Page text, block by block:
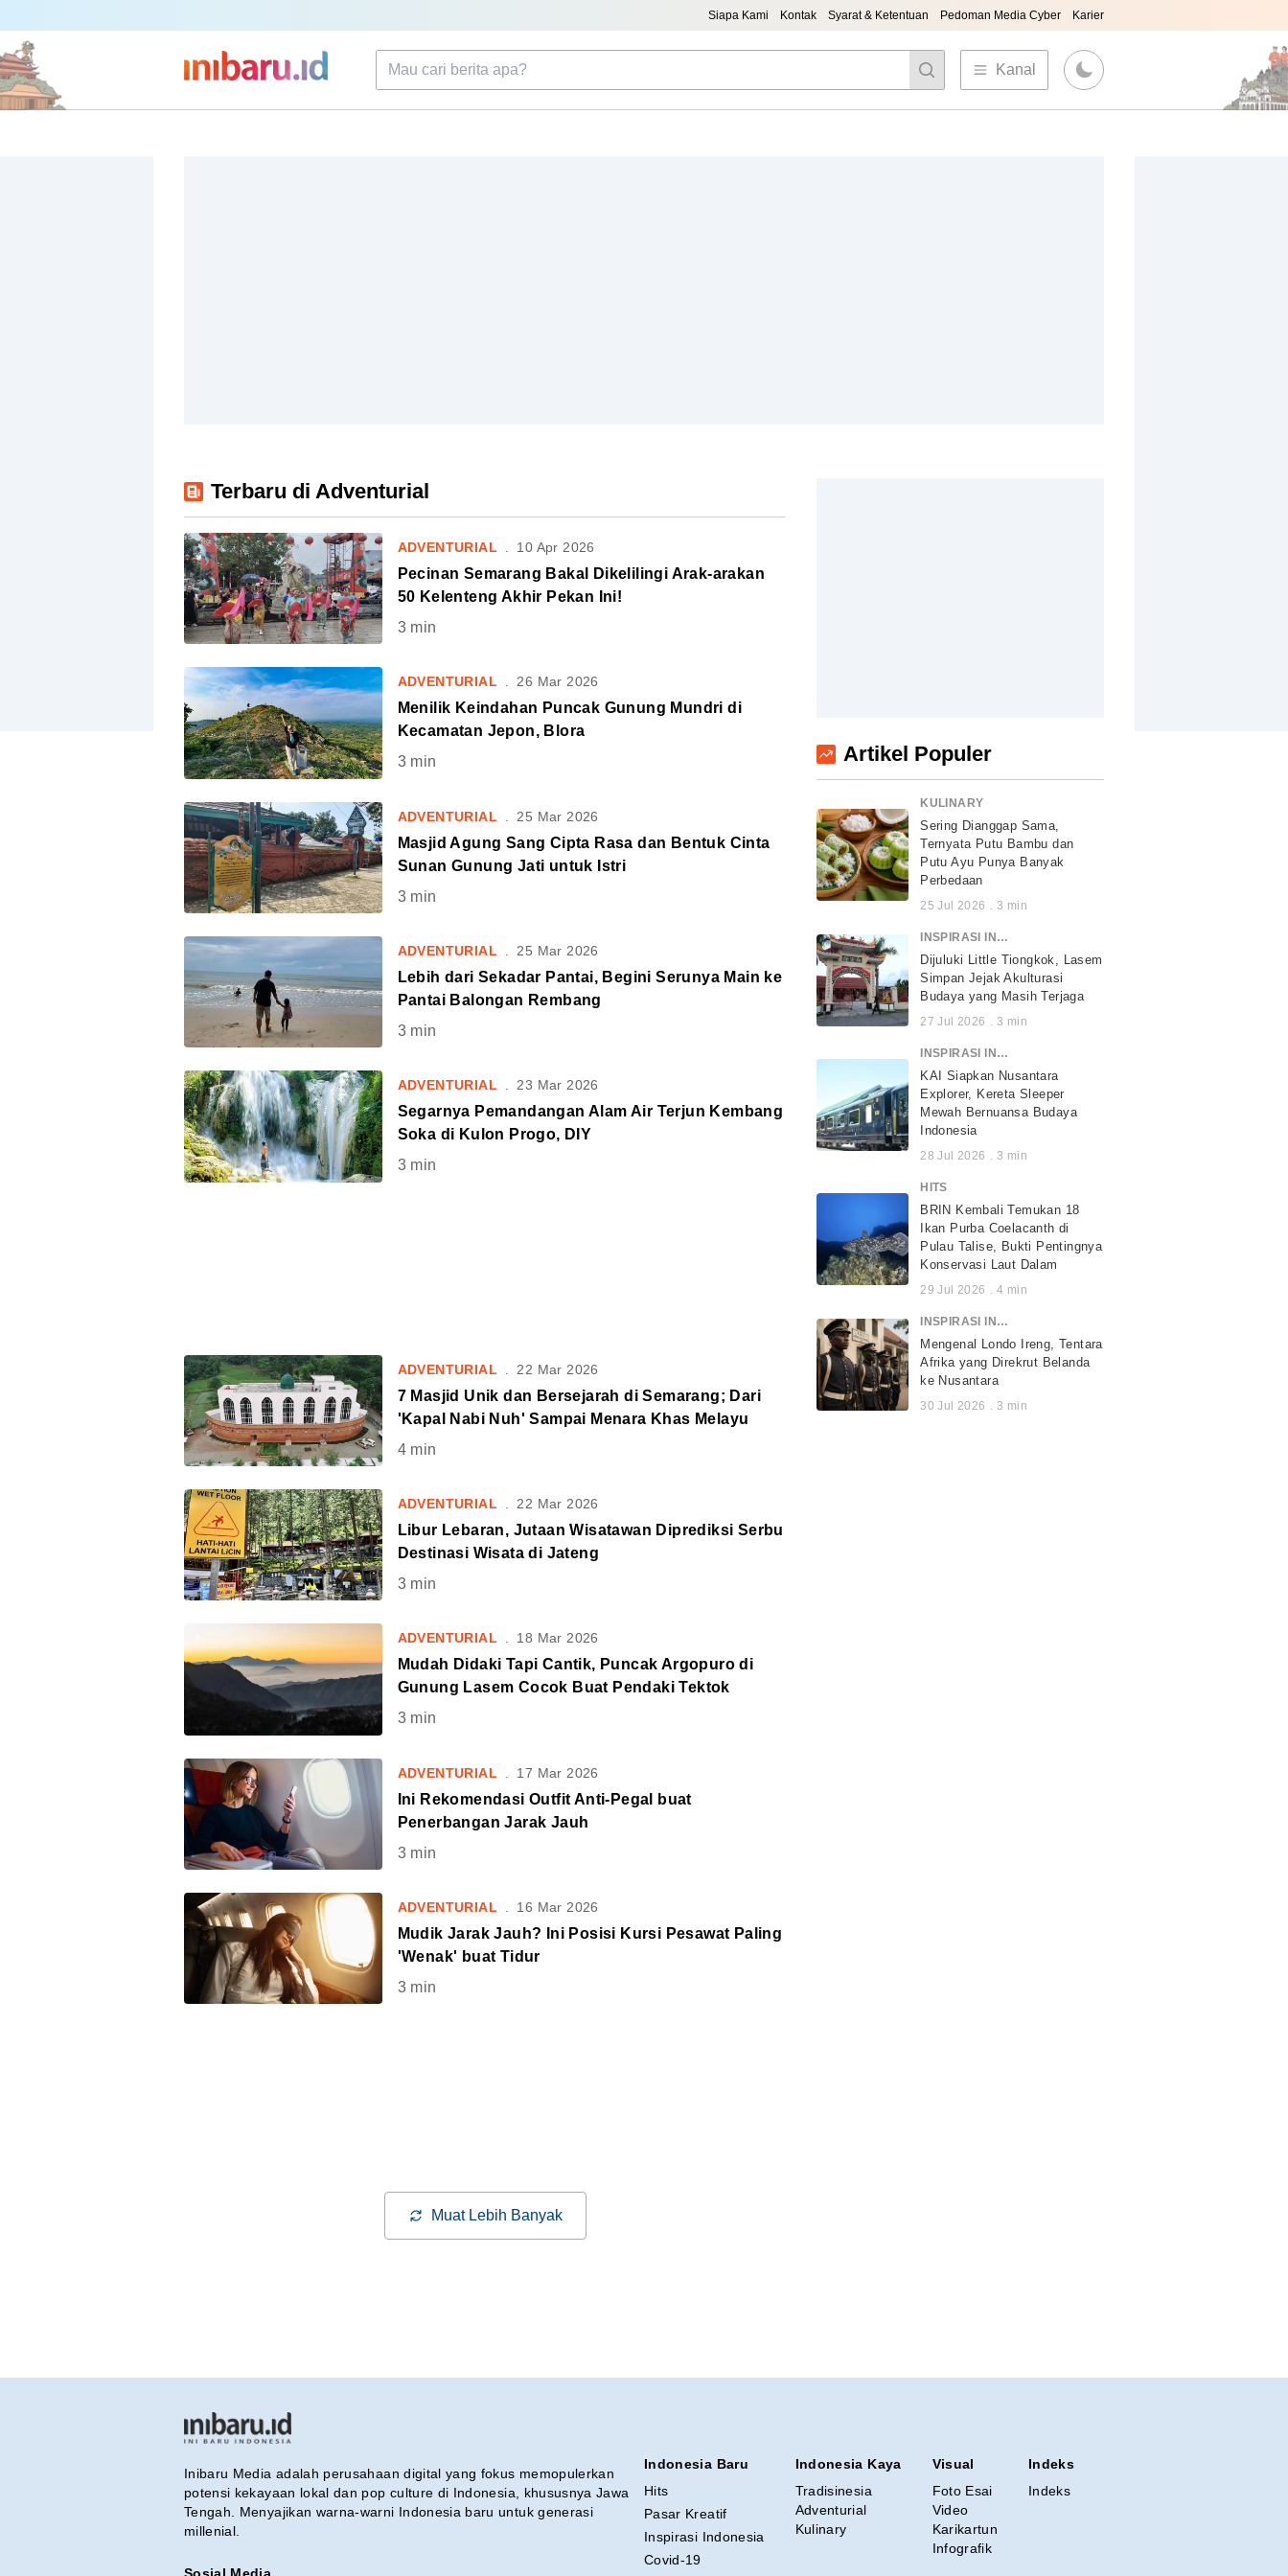
Siapa Kami Kontak Syarat & Ketentuan Pedoman Media Cyber Karier
Kanal
Terbaru di Adventurial
ADVENTURIAL 10 Apr 2026
Pecinan Semarang Bakal Dikelilingi Arak-arakan
50 Kelenteng Akhir Pekan Ini!
3min
ADVENTURIAL . 26 Mar 2026
Menilik Keindahan Puncak Gunung Mundri di
Kecamatan Jepon, Blora
3min
ADVENTURIAL 25 Mar 2026
Masjid Agung Sang Cipta Rasa dan Bentuk Cinta
Sunan Gunung Jati untuk Istri
3min
ADVENTURIAL 25 Mar 2026
Lebih dari Sekadar Pantai, Begini Serunya Main ke
Pantai Balongan Rembang
3min
ADVENTURIAL . 23 Mar 2026
Segarnya Pemandangan Alam Air Terjun Kembang
Soka di Kulon Progo, DIY
3min
ADVENTURIAL 22 Mar 2026
7 Masjid Unik dan Bersejarah di Semarang; Dari
'Kapal Nabi Nuh' Sampai Menara Khas Melayu
4min
ADVENTURIAL 22 Mar 2026
Libur Lebaran, Jutaan Wisatawan Diprediksi Serbu
Destinasi Wisata di Jateng
3min
ADVENTURIAL . 18 Mar 2026
Mudah Didaki Tapi Cantik, Puncak Argopuro di
Gunung Lasem Cocok Buat Pendaki Tektok
3min
ADVENTURIAL 17 Mar 2026
Ini Rekomendasi Outfit Anti-Pegal buat
Penerbangan Jarak Jauh
3min
ADVENTURIAL 16 Mar 2026
Mudik Jarak Jauh? Ini Posisi Kursi Pesawat Paling
'Wenak' buat Tidur
3min
Muat Lebih Banyak
Artikel Populer
KULINARY
Sering Dianggap Sama,
Ternyata Putu Bambu dan
Putu Ayu Punya Banyak
Perbedaan
25 Jul 2026 . 3 min
INSPIRASI INDONESIA
Dijuluki Little Tiongkok, Lasem
Simpan Jejak Akulturasi
Budaya yang Masih Terjaga
27 Jul 2026 . 3 min
INSPIRASI INDONESIA
KAI Siapkan Nusantara
Explorer, Kereta Sleeper
Mewah Bernuansa Budaya
Indonesia
28 Jul 2026 . 3 min
HITS
BRIN Kembali Temukan 18
Ikan Purba Coelacanth di
Pulau Talise, Bukti Pentingnya
Konservasi Laut Dalam
29 Jul 2026 . 4 min
INSPIRASI INDONESIA
Mengenal Londo Ireng, Tentara
Afrika yang Direkrut Belanda
ke Nusantara
30 Jul 2026 . 3 min
Inibaru Media adalah perusahaan digital yang fokus memopulerkan
potensi kekayaan lokal dan pop culture di Indonesia, khususnya Jawa
Tengah. Menyajikan warna-warni Indonesia baru untuk generasi
millenial.
Indonesia Baru
Hits
Pasar Kreatif
Inspirasi Indonesia
Covid-19
Indonesia Kaya
Tradisinesia
Adventurial
Kulinary
Visual
Foto Esai
Video
Karikartun
Infografik
Indeks
Indeks